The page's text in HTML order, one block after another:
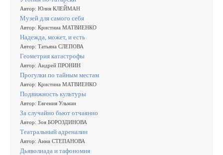
Автор: Юлия КЛЕЙМАН
Музей для самого себя
Автор: Кристина МАТВИЕНКО
Надежда, может, и есть
Автор: Татьяна СЛЕПОВА
Геометрия катастрофы
Автор: Андрей ПРОНИН
Прогулки по тайным местам
Автор: Кристина МАТВИЕНКО
Подвижность культуры
Автор: Евгения Ульман
За случайно бьют отчаянно
Автор: Зоя БОРОЗДИНОВА
Театральный адреналин
Автор: Анна СТЕПАНОВА
Дьяволиада и тафономия